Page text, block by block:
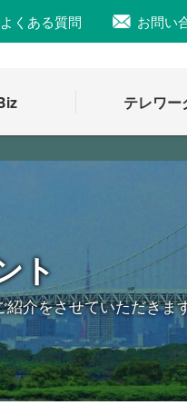
よくある質問 お問い
テレワー
ト
紹介をさせていただきま